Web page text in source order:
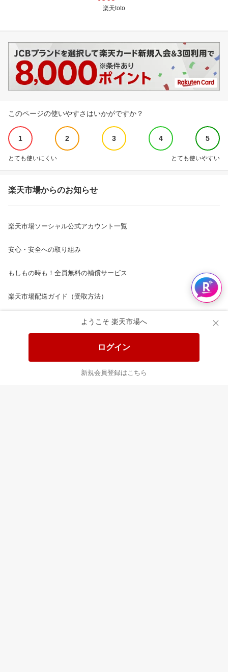
ようこそ 楽天市場へ
ログイン
新規会員登録はこちら
楽天toto
このページの使いやすさはいかがですか？
1 2 3 4 5
とても使いにくい とても使いやすい
楽天市場からのお知らせ
楽天市場ソーシャル公式アカウント一覧
安心・安全への取り組み
もしもの時も！全員無料の補償サービス
楽天市場配送ガイド（受取方法）
楽天にお店を開きませんか？
楽天ショッピングサービスご利用規約